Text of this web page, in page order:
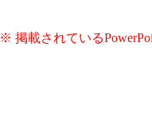
※ 掲載されている